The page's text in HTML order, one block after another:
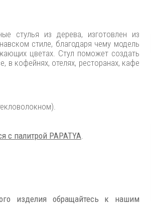
стулья из дерева, изготовлен из
стиле, благодаря чему модель
цветах. Стул поможет создать
в кофейнях, отелях, ресторанах, кафе
с палитрой PAPATYA.
изделия обращайтесь к нашим